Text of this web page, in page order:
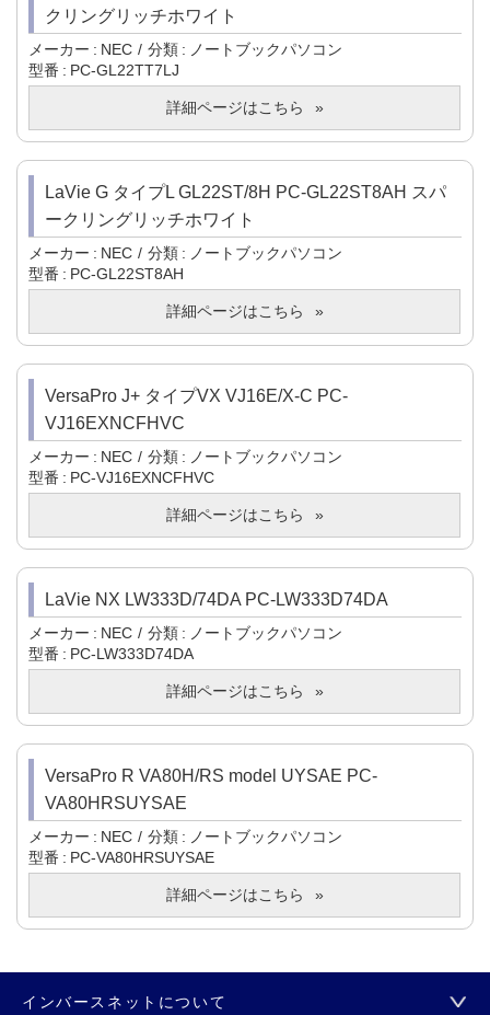
クリングリッチホワイト
メーカー NEC 分類
ノートブックパソコン
型番
PC-GL22TT7LJ
詳細ページはこちら
LaVie G タイプL GL22ST/8H PC-GL22ST8AH スパ
ークリングリッチホワイト
メーカー NEC 分類
ノートブックパソコン
型番
PC-GL22ST8AH
詳細ページはこちら
VersaPro J+ タイプVX VJ16E/X-C PC-
VJ16EXNCFHVC
メーカー NEC 分類
ノートブックパソコン
型番
PC-VJ16EXNCFHVC
詳細ページはこちら
LaVie NX LW333D/74DA PC-LW333D74DA
メーカー NEC 分類
ノートブックパソコン
型番
PC-LW333D74DA
詳細ページはこちら
VersaPro R VA80H/RS model UYSAE PC-
VA80HRSUYSAE
メーカー NEC 分類
ノートブックパソコン
型番
PC-VA80HRSUYSAE
詳細ページはこちら
インバースネットについて